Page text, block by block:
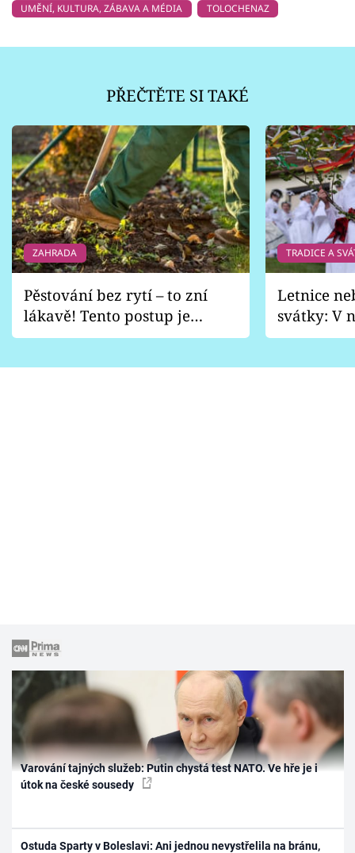
UMĚNÍ, KULTURA, ZÁBAVA A MÉDIA
TOLOCHENAZ
PŘEČTĚTE SI TAKÉ
ZAHRADA
Pěstování bez rytí – to zní
lákavě! Tento postup je
vhodný jen pro některé
TRADICE A
Letnice
svátky: V
pondělí
Varování tajných služeb: Putin chystá test NATO. Ve hře je i
útok na české sousedy
Ostuda Sparty v Boleslavi: Ani jednou nevystřelila na bránu,